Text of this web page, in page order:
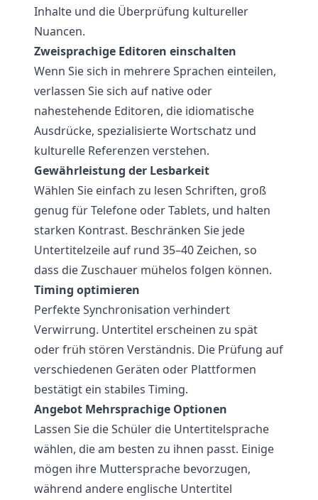
Inhalte und die Überprüfung kultureller
Nuancen.
Zweisprachige Editoren einschalten
Wenn Sie sich in mehrere Sprachen einteilen,
verlassen Sie sich auf native oder
nahestehende Editoren, die idiomatische
Ausdrücke, spezialisierte Wortschatz und
kulturelle Referenzen verstehen.
Gewährleistung der Lesbarkeit
Wählen Sie einfach zu lesen Schriften, groß
genug für Telefone oder Tablets, und halten
starken Kontrast. Beschränken Sie jede
Untertitelzeile auf rund 35–40 Zeichen, so
dass die Zuschauer mühelos folgen können.
Timing optimieren
Perfekte Synchronisation verhindert
Verwirrung. Untertitel erscheinen zu spät
oder früh stören Verständnis. Die Prüfung auf
verschiedenen Geräten oder Plattformen
bestätigt ein stabiles Timing.
Angebot Mehrsprachige Optionen
Lassen Sie die Schüler die Untertitelsprache
wählen, die am besten zu ihnen passt. Einige
mögen ihre Muttersprache bevorzugen,
während andere englische Untertitel